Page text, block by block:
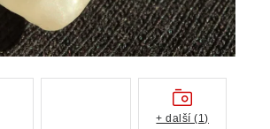
+ další (1)